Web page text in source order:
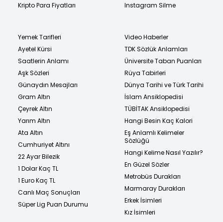
Kripto Para Fiyatları
Instagram Silme
Yemek Tarifleri
Ayetel Kürsi
Saatlerin Anlamı
Aşk Sözleri
Günaydın Mesajları
Gram Altın
Çeyrek Altın
Yarım Altın
Ata Altın
Cumhuriyet Altını
22 Ayar Bilezik
1 Dolar Kaç TL
1 Euro Kaç TL
Canlı Maç Sonuçları
Süper Lig Puan Durumu
Video Haberler
TDK Sözlük Anlamları
Üniversite Taban Puanları
Rüya Tabirleri
Dünya Tarihi ve Türk Tarihi
İslam Ansiklopedisi
TÜBİTAK Ansiklopedisi
Hangi Besin Kaç Kalori
Eş Anlamlı Kelimeler
Sözlüğü
Hangi Kelime Nasıl Yazılır?
En Güzel Sözler
Metrobüs Durakları
Marmaray Durakları
Erkek İsimleri
Kız İsimleri